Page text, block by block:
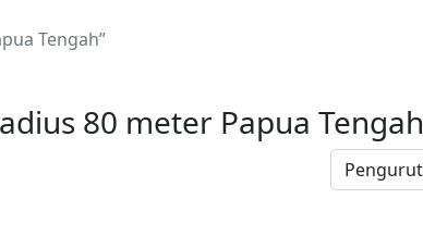
Tengah”
80 meter Papua Tengah